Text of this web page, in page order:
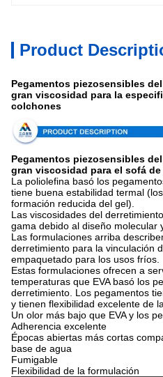
Product
Pegamentos piezosensibles
gran viscosidad para la
colchones
Pegamentos piezosensibles
gran viscosidad para el sofá
La poliolefina basó los
tiene buena estabilidad termal
formación reducida del gel).
Las viscosidades del
gama debido al diseño molecular
Las formulaciones arriba
derretimiento para la vinculación
empaquetado para los usos fríos.
Estas formulaciones ofrecen a
temperaturas que EVA basó los
derretimiento. Los pegamentos
y tienen flexibilidad excelente de
Un olor más bajo que EVA y los
Adherencia excelente
Épocas abiertas más cortas
base de agua
Fumigable
Flexibilidad de la formulación